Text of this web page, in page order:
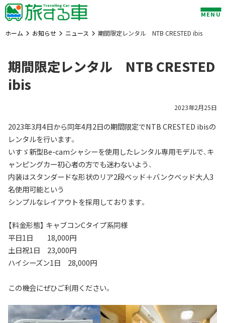
Skip
to
content
MENU
ホーム お知らせ ニュース 期間限定レンタル NTB CRESTED ibis
期間限定レンタル NTB CRESTED
ibis
2023年2月25日
2023年3月4日から同年4月2日の期間限定でNTB CRESTED ibisの
レンタルを行います。
いすゞ新型Be-camシャシーを使用したレンタル専用モデルで、キ
ャンピングカー初心者の方でも迷わないよう、
内装はスタンダードな形状のリア2段ベッド＋バンクベッド大人3
名使用可能という
シンプルなレイアウトを採用しております。
【料金形態】 キャブコンCタイプ系同様
平日1日 18,000円
土日祝1日 23,000円
ハイシーズン1日 28,000円
この機会にぜひご利用ください。